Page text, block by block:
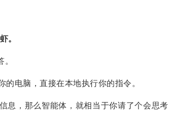
。
电脑，直接在本地执行你的指令。
息，那么智能体，就相当于你请了个会思考